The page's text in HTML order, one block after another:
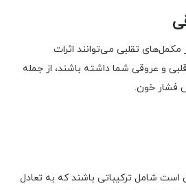
تقلبی می‌توانند اثرات
و عروقی شما داشته باشند، از جمله
فشار خون.
شامل ترکیباتی باشند که به تعادل